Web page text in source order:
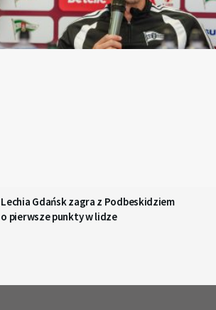
Lechia Gdańsk zagra z Podbeskidziem
o pierwsze punkty w lidze